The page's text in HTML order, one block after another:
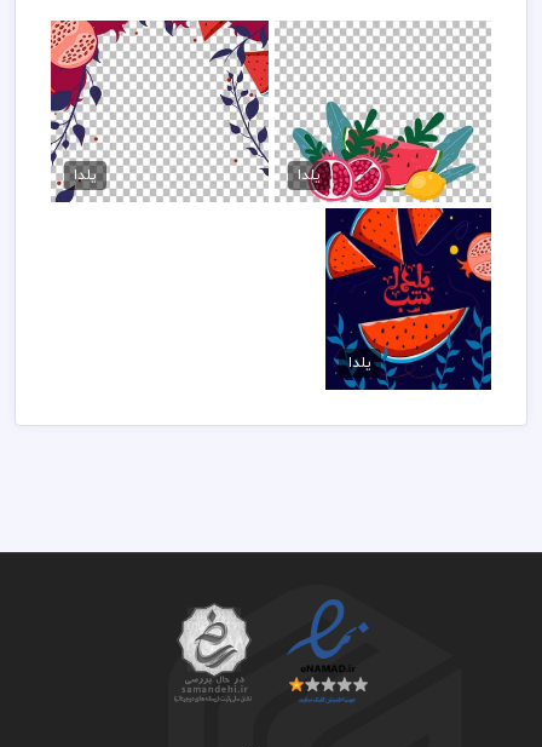
طرح وکتور انار شب چله
70,000 تومان
یلدا
طرح پس ضمینه یلدا
70,000 تومان
یلدا
دانلود پس ضمینه
یلدا
70,000 تومان
یلدا